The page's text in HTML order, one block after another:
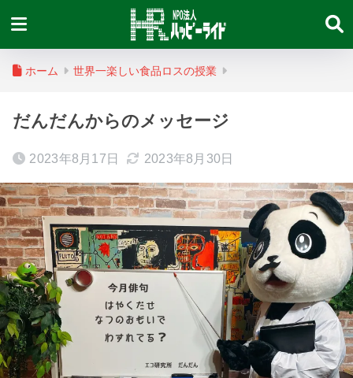
ホーム 世界一楽しい食品ロスの授業
だんだんからのメッセージ
2023年8月17日 2023年8月30日